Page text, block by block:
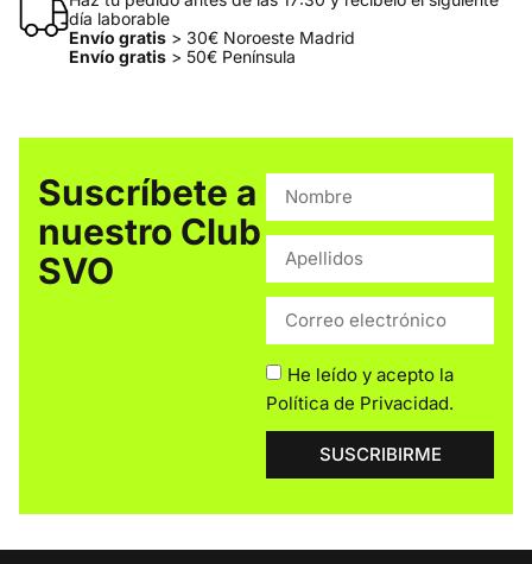
día laborable
Envío gratis> 30€ Noroeste Madrid
Envío gratis> 50€ Península
Suscríbete a
nuestro Club
SVO
He leído y acepto la
Política de Privacidad.
SUSCRIBIRME